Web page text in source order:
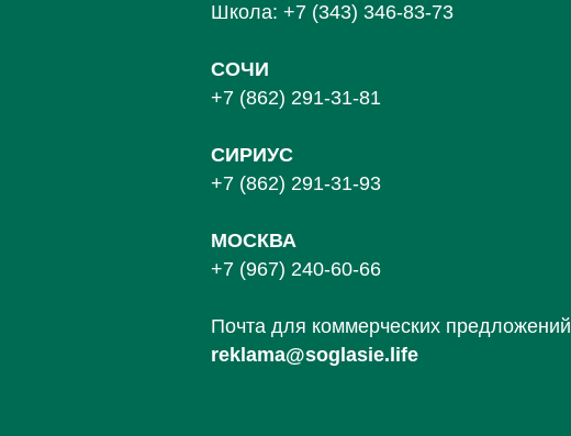
Школа: +7 (343) 346-83-73
СОЧИ
+7 (862) 291-31-81
СИРИУС
+7 (862) 291-31-93
МОСКВА
+7 (967) 240-60-66
Почта для коммерческих предложений
reklama@soglasie.life